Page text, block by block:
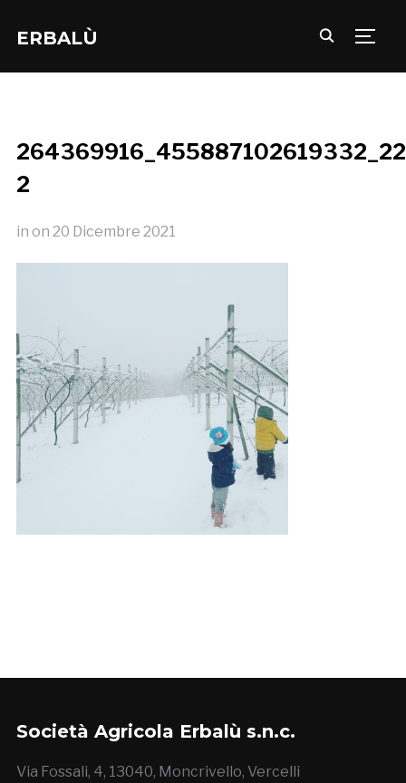
ERBALÙ
2
in on 20 Dicembre 2021
Società Agricola Erbalù s.n.c.
Via Fossali, 4, 13040, Moncrivello, Vercelli